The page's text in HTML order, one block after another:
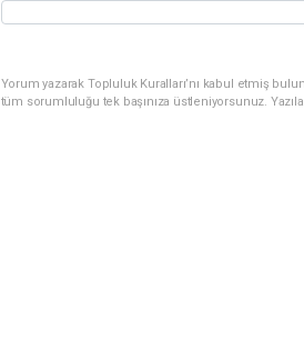
Yorum yazarak Topluluk Kuralları’nı kabul etmiş
tüm sorumluluğu tek başınıza üstleniyorsunuz.